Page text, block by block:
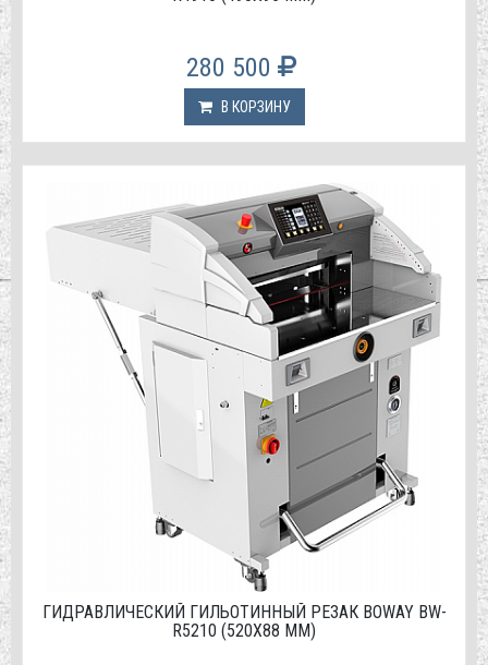
280 500
В КОРЗИНУ
ГИДРАВЛИЧЕСКИЙ ГИЛЬОТИННЫЙ РЕЗАК BOWAY BW-
R5210 (520Х88 ММ)